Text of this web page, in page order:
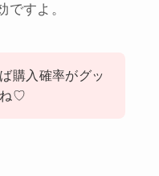
すよ。
購入確率がグッ
ね♡